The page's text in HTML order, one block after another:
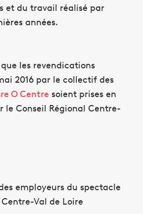
et du travail réalisé par
années.
les revendications
2016 par le collectif des
O Centre soient prises en
le Conseil Régional Centre-
employeurs du spectacle
Val de Loire